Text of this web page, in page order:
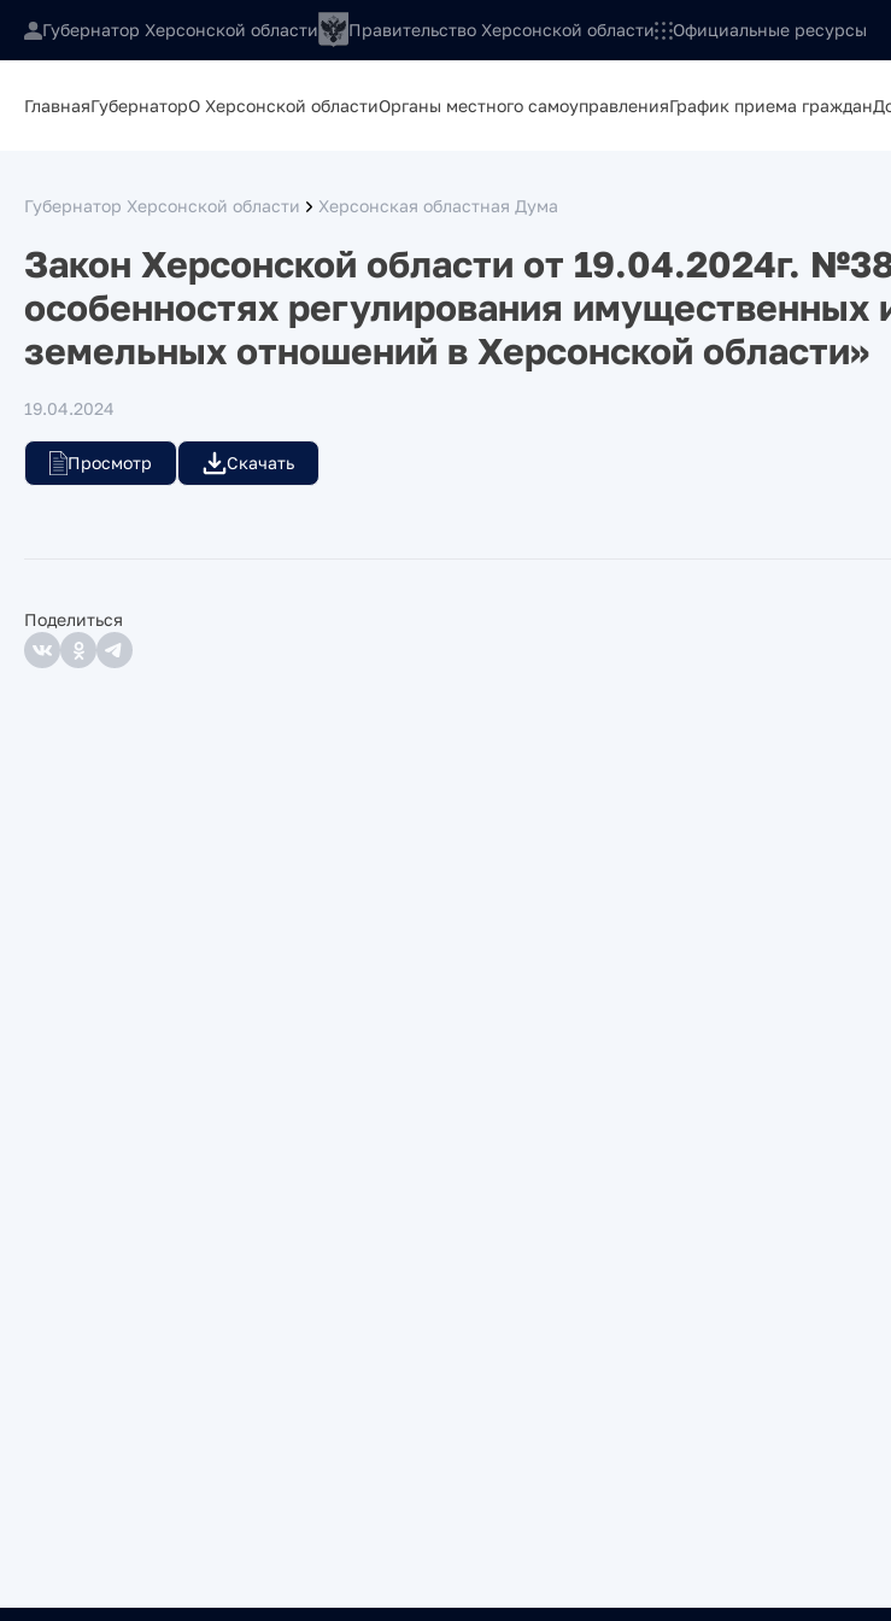
Губернатор Херсонской области Правительство Херсонской области Официальные ресурсы
ГлавнаяГубернаторО Херсонской областиОрганы местного самоуправленияГрафик приема граждан
Губернатор Херсонской области Херсонская областная Дума
Закон Херсонской области от 19.04.2024г.
особенностях регулирования имущественных
земельных отношений в Херсонской области»
19.04.2024
Просмотр Скачать
Поделиться